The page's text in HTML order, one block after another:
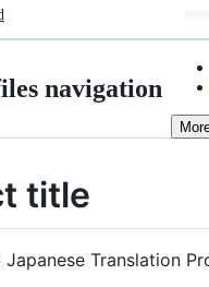
navigation
title
Japanese Translation